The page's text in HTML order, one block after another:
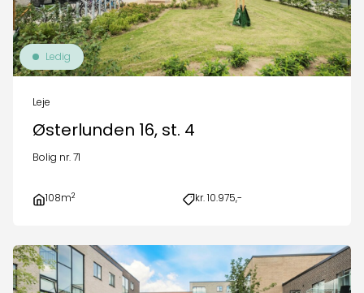
Ledig
Leje
Østerlunden 16, st. 4
Bolig nr. 71
108m2 kr. 10.975,-